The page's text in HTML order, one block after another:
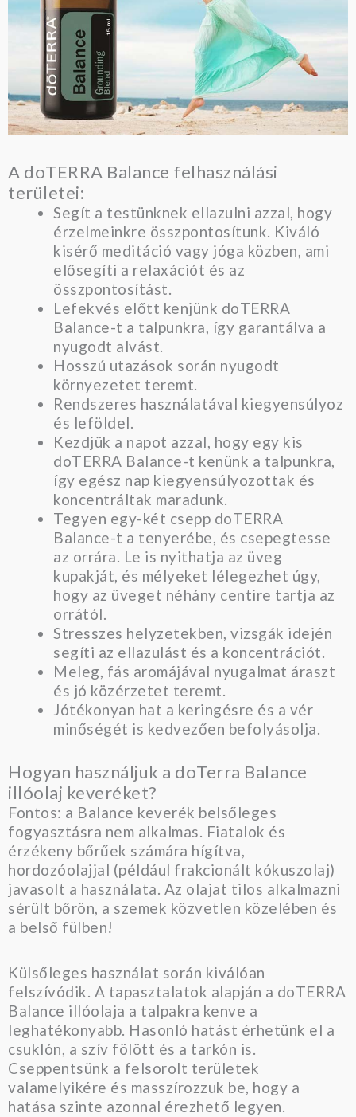
A doTERRA Balance felhasználási
területei:
Segít a testünknek ellazulni azzal, hogy
érzelmeinkre összpontosítunk. Kiváló
kisérő meditáció vagy jóga közben, ami
elősegíti a relaxációt és az
összpontosítást.
Lefekvés előtt kenjünk doTERRA
Balance-t a talpunkra, így garantálva a
nyugodt alvást.
Hosszú utazások során nyugodt
környezetet teremt.
Rendszeres használatával kiegyensúlyoz
és leföldel.
Kezdjük a napot azzal, hogy egy kis
doTERRA Balance-t kenünk a talpunkra,
így egész nap kiegyensúlyozottak és
koncentráltak maradunk.
Tegyen egy-két csepp doTERRA
Balance-t a tenyerébe, és csepegtesse
az orrára. Le is nyithatja az üveg
kupakját, és mélyeket lélegezhet úgy,
hogy az üveget néhány centire tartja az
orrától.
Stresszes helyzetekben, vizsgák idején
segíti az ellazulást és a koncentrációt.
Meleg, fás aromájával nyugalmat áraszt
és jó közérzetet teremt.
Jótékonyan hat a keringésre és a vér
minőségét is kedvezően befolyásolja.
Hogyan használjuk a doTerra Balance
illóolaj keveréket?
Fontos: a Balance keverék belsőleges
fogyasztásra nem alkalmas. Fiatalok és
érzékeny bőrűek számára hígítva,
hordozóolajjal (például frakcionált kókuszolaj)
javasolt a használata. Az olajat tilos alkalmazni
sérült bőrön, a szemek közvetlen közelében és
a belső fülben!
Külsőleges használat során kiválóan
felszívódik. A tapasztalatok alapján a doTERRA
Balance illóolaja a talpakra kenve a
leghatékonyabb. Hasonló hatást érhetünk el a
csuklón, a szív fölött és a tarkón is.
Cseppentsünk a felsorolt területek
valamelyikére és masszírozzuk be, hogy a
hatása szinte azonnal érezhető legyen.